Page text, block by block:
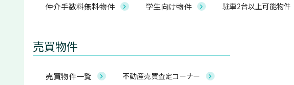
仲介手数料無料物件 学生向け物件 駐車2台以上可能物件
売買物件
売買物件一覧 不動産売買査定コーナー